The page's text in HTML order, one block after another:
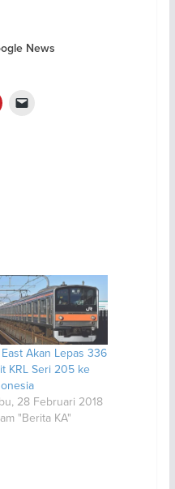
News
Akan Lepas 336
KRL Seri 205 ke
28 Februari 2018
"Berita KA"